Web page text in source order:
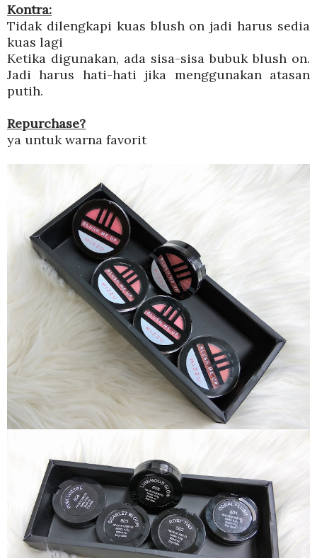
Kontra:
Tidak dilengkapi kuas blush on jadi harus sedia
kuas lagi
Ketika digunakan, ada sisa-sisa bubuk blush on.
Jadi harus hati-hati jika menggunakan atasan
putih.
Repurchase?
ya untuk warna favorit